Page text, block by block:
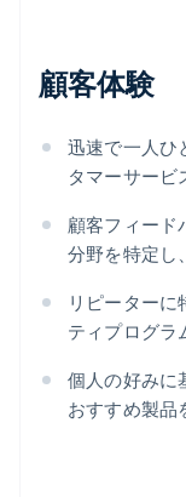
顧客体験
迅速で一人ひ
タマーサービ
顧客フィード
分野を特定し
リピーター
ティプログラ
個人の好みに
おすすめ製品